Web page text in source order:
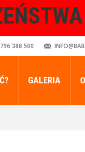
388 500
GALERIA